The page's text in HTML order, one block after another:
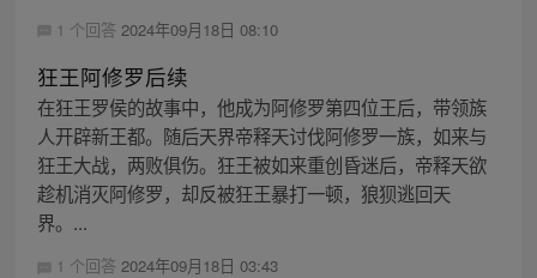
1 个回答 2024年09月18日 08:10
狂王阿修罗后续
在狂王罗侯的故事中，他成为阿修罗第四位王后，带领族
人开辟新王都。随后天界帝释天讨伐阿修罗一族，如来与
狂王大战，两败俱伤。狂王被如来重创昏迷后，帝释天欲
趁机消灭阿修罗，却反被狂王暴打一顿，狼狈逃回天
界。...
1 个回答 2024年09月18日 03:43